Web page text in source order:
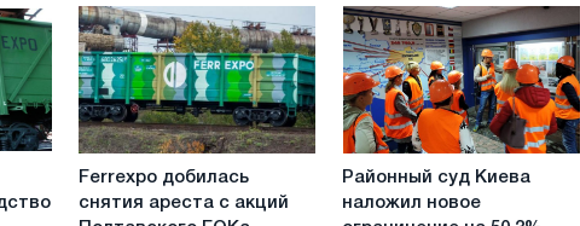
Ferrexpo
добилась
снятия
Ferrexpo добилась
снятия ареста с акций
Районный
Районный суд Киева
наложил новое